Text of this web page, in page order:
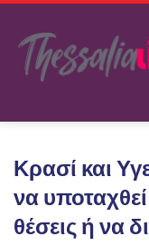
Κρασί και
να
θέσεις ή να